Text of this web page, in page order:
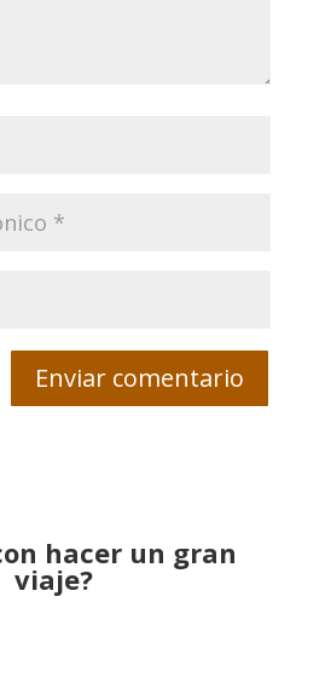
hacer un gran
viaje?